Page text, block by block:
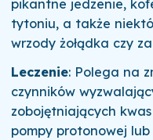
pikantne jedzenie,
tytoniu, a także
wrzody żołądka czy
Leczenie: Polega na
czynników
zobojętniających
pompy protonowej